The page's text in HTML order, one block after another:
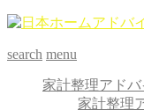
search menu
家計整理アド
家計整理